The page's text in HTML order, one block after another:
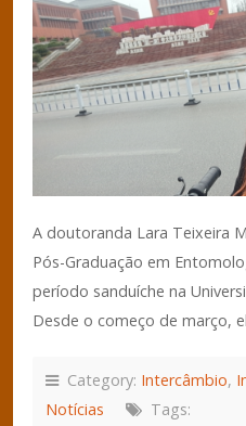
A doutoranda Lara Teixeira
Pós-Graduação em
período sanduíche na
Desde o começo de março,
Category: Intercâmbio,
Notícias
Tags: